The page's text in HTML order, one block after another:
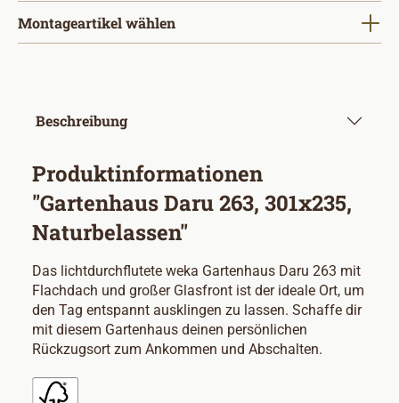
Montageartikel wählen
Beschreibung
Produktinformationen
"Gartenhaus Daru 263, 301x235,
Naturbelassen"
Das lichtdurchflutete weka Gartenhaus Daru 263 mit
Flachdach und großer Glasfront ist der ideale Ort, um
den Tag entspannt ausklingen zu lassen. Schaffe dir
mit diesem Gartenhaus deinen persönlichen
Rückzugsort zum Ankommen und Abschalten.